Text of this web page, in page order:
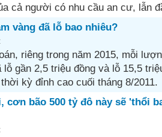
cả người có nhu cầu an cư, lẫn
vàng đã lỗ bao nhiêu?
riêng trong năm 2015, mỗi
lỗ gần 2,5 triệu đồng và lỗ 15,5
kỳ đỉnh cao cuối tháng 8/2011.
cơn bão 500 tỷ đô này sẽ 'thổi